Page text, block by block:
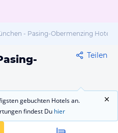
- Pasing-Obermenzing Hotels
Teilen
gebuchten Hotels an.
findest Du hier